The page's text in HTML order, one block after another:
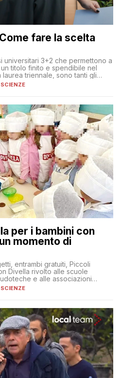
fare la scelta
universitari 3+2 che permettono a
titolo finito e spendibile nel
triennale, sono tanti gli
studenti una volta raggiunto
per i bambini con
momento di
entrambi gratuiti, Piccoli
Divella rivolto alle scuole
e alle associazioni
con ADHD